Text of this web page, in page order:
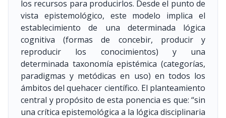
los recursos para producirlos. Desde el punto de
vista epistemológico, este modelo implica el
establecimiento de una determinada lógica
cognitiva (formas de concebir, producir y
reproducir los conocimientos) y una
determinada taxonomía epistémica (categorías,
paradigmas y metódicas en uso) en todos los
ámbitos del quehacer científico. El planteamiento
central y propósito de esta ponencia es que: “sin
una crítica epistemológica a la lógica disciplinaria